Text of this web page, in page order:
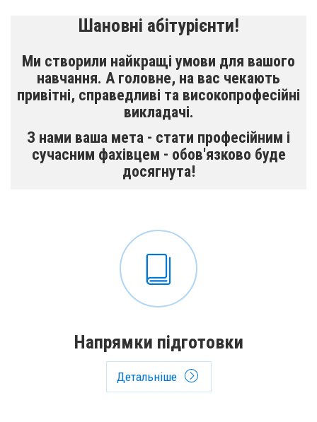
Шановні абітурієнти!
Ми створили найкращі умови для вашого
навчання. А головне, на вас чекають
привітні, справедливі та високопрофесійні
викладачі.
З нами ваша мета - стати професійним і
сучасним фахівцем - обов'язково буде
досягнута!
Напрямки підготовки
Детальніше